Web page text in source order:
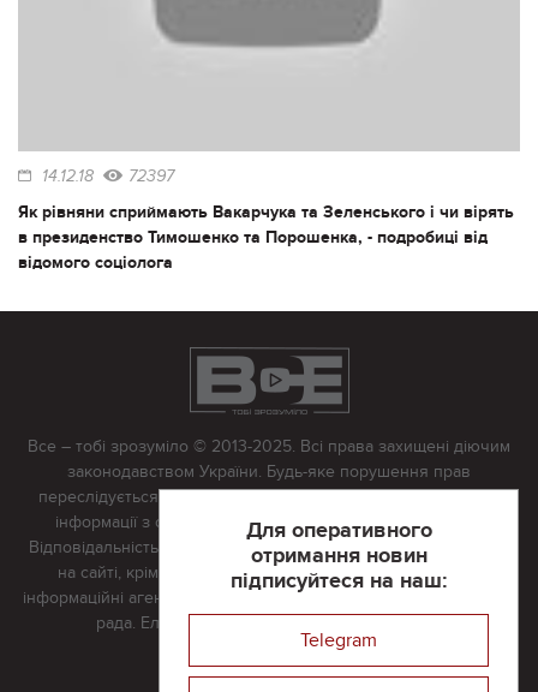
14.12.18 72397
Як рівняни сприймають Вакарчука та Зеленського і чи вірять
в президенство Тимошенко та Порошенка, - подробиці від
відомого соціолога
Для оперативного
отримання новин
підписуйтеся на наш:
Telegram
Все – тобі зрозуміло © 2013-2025. Всі права захищені діючим
законодавством України. Будь-яке порушення прав
переслідується в судовому порядку. Будь-яке відтворення
інформації з сайту тільки з письмово дозволу редакції.
Відповідальність за достовірність усіх матеріалів, розміщених
на сайті, крім матеріалів, які містять посилання на інші
інформаційні агентства або інтернет-видання, несе редакційна
рада. Електронна пошта:
Реклама на сайті